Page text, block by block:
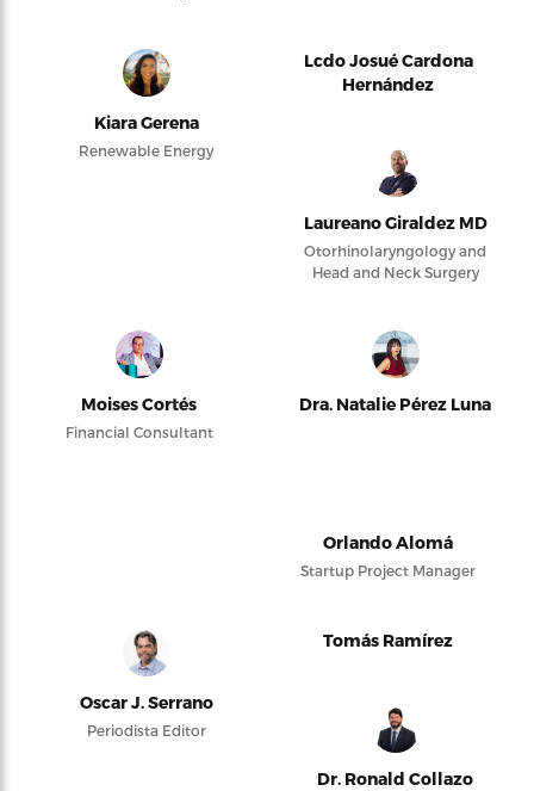
Kiara Gerena
Renewable Energy
Lcdo Josué Cardona
Hernández
Laureano Giraldez MD
Otorhinolaryngology and
Head and Neck Surgery
Moises Cortés
Financial Consultant
Dra. Natalie Pérez Luna
Orlando Alomá
Startup Project Manager
Oscar J. Serrano
Periodista Editor
Tomás Ramírez
Dr. Ronald Collazo